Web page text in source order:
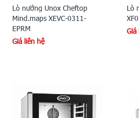
Lò nướng Unox Cheftop
Mind.maps XEVC-0311-
EPRM
Giá liên hệ
Lò
Giá